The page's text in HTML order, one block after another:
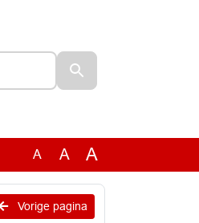
A A A
Vorige pagina